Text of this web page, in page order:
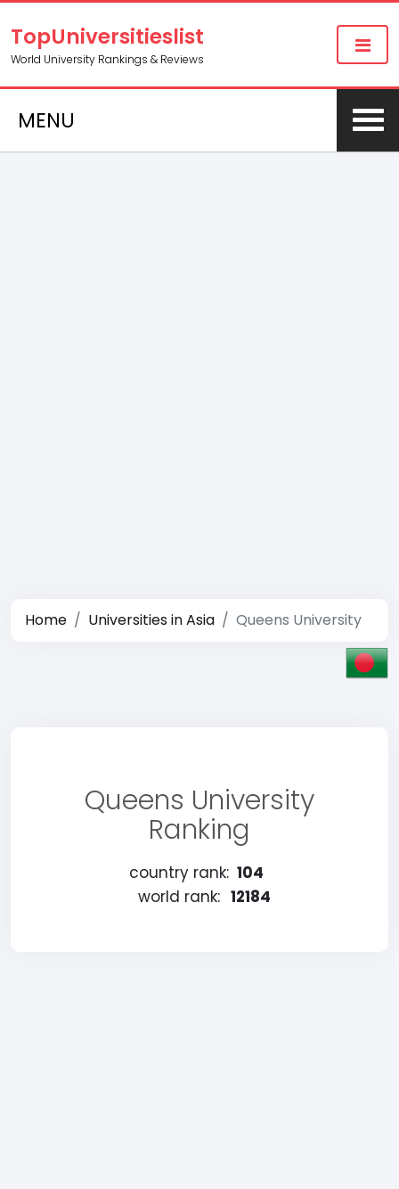
TopUniversitieslist
World University Rankings & Reviews
MENU
Home Universities in Asia Queens University
Queens University
Ranking
country rank: 104
world rank: 12184